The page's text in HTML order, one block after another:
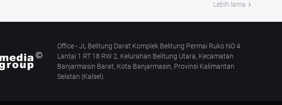
Lebih lama
Office - JL Belitung Darat Komplek Belitung Permai Ruko NO 4
Lantai 1 RT 18 RW 2, Kelurahan Belitung Utara, Kecamatan
Banjarmasin Barat, Kota Banjarmasin, Provinsi Kalimantan
Selatan (Kalsel)